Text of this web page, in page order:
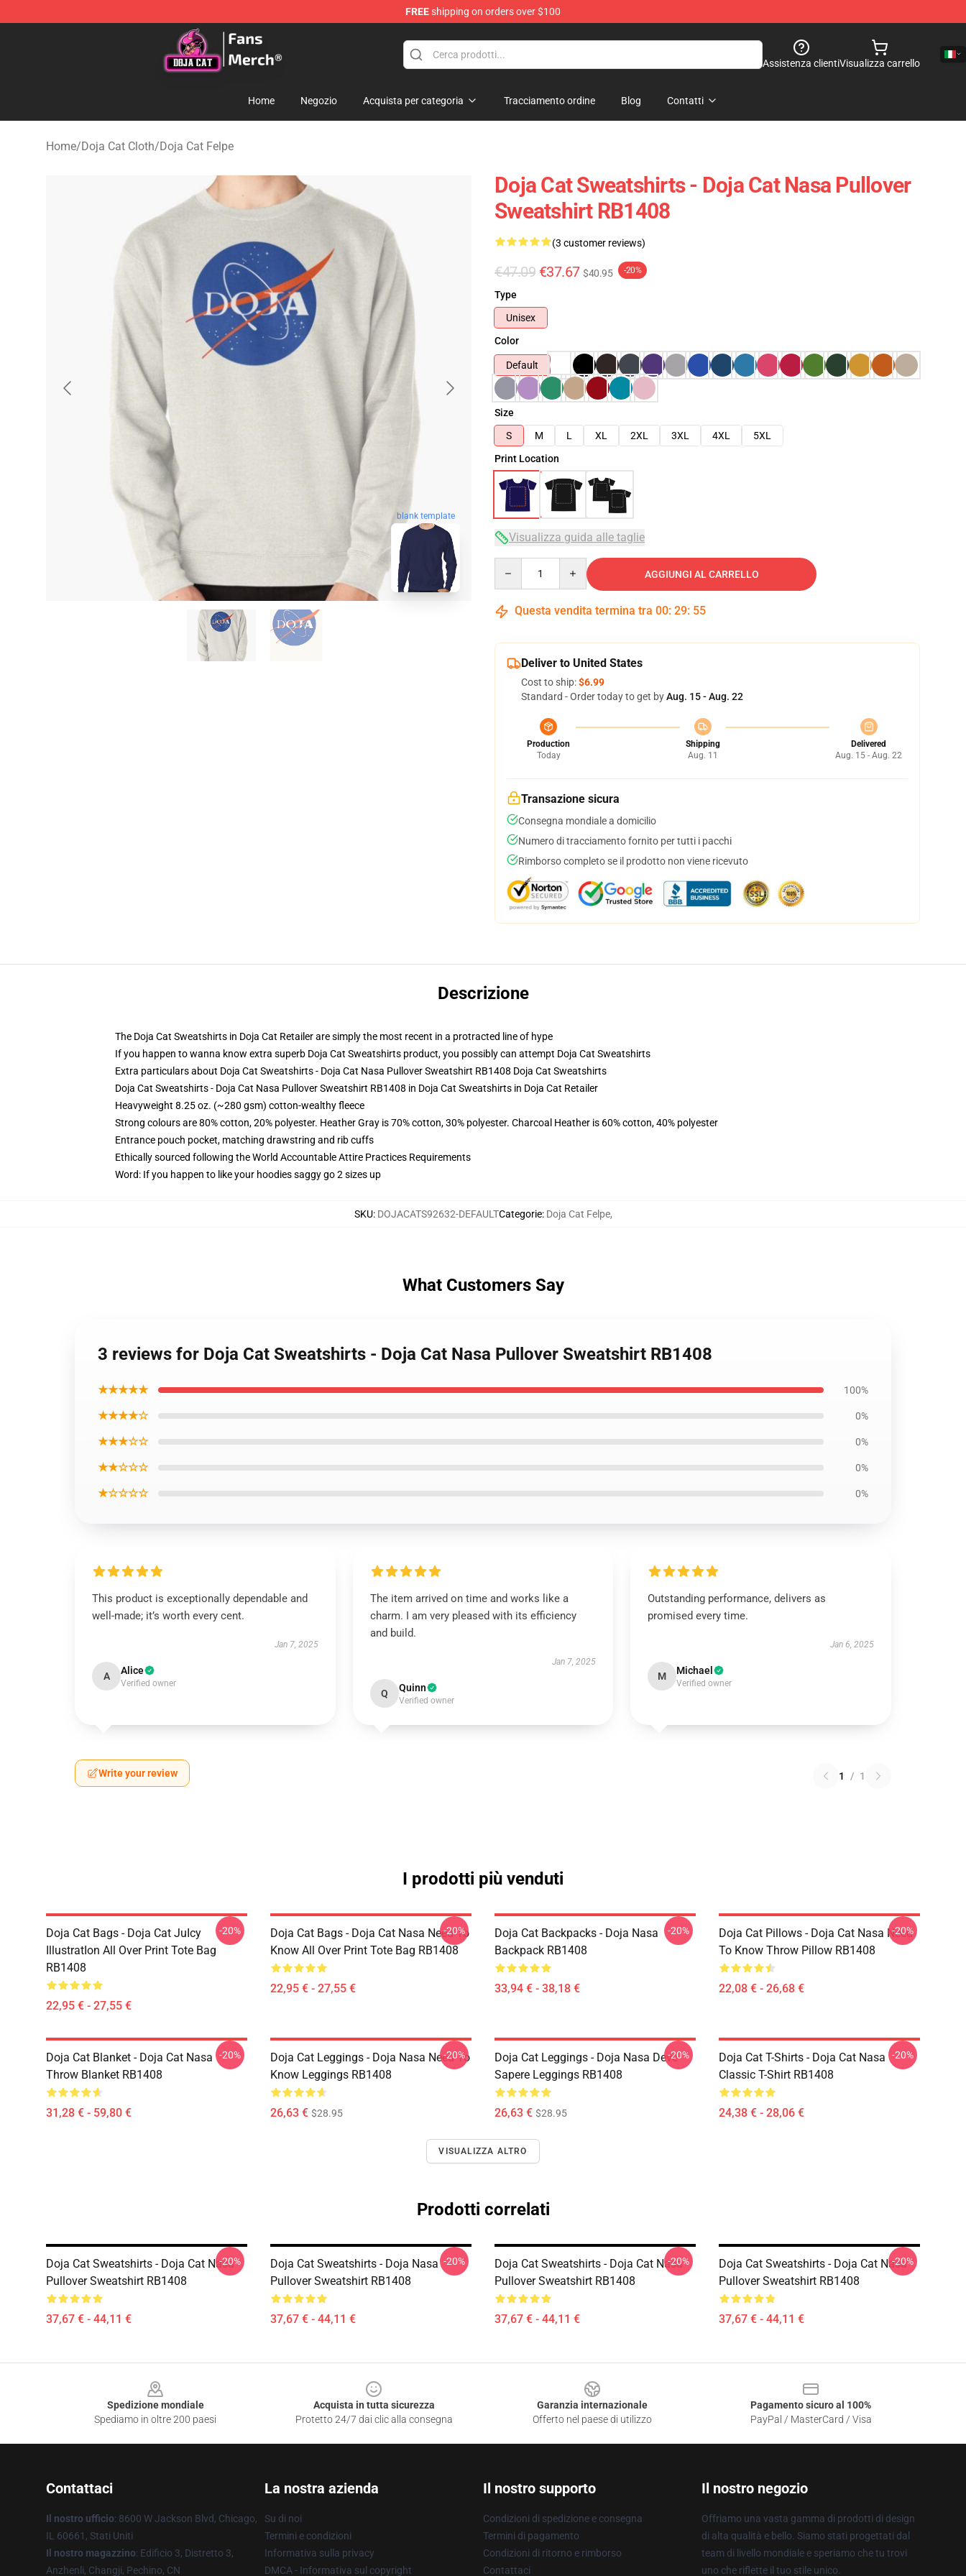
FREEshipping on orders over $100
Doja Cat Store - Official Doja Cat Merchandise Shop
Assistenza clientiVisualizza carrello
Home Negozio Acquista per categoria Tracciamento ordine Blog Contatti
Home/Doja Cat Cloth/Doja Cat Felpe
blank template
Doja Cat Sweatshirts - Doja Cat Nasa Pullover
Sweatshirt RB1408
(3 customer reviews)
€47.09 €37.67 $40.95 -20%
Type
Unisex
Color
Default
Size
S
M L XL 2XL 3XL 4XL
5XL
Print Location
Visualizza guida alle taglie
AGGIUNGI AL CARRELLO
Questa vendita termina tra 00: 29: 54
Deliver to United States
Cost to ship:$6.99
Standard - Order today to get byAug. 15 - Aug. 22
Production
Today
Shipping
Aug. 11
Delivered
Aug. 15 - Aug. 22
Transazione sicura
Consegna mondiale a domicilio
Numero di tracciamento fornito per tutti i pacchi
Rimborso completo se il prodotto non viene ricevuto
Descrizione
The Doja Cat Sweatshirts in Doja Cat Retailer are simply the most recent in a protracted line of hype
If you happen to wanna know extra superb Doja Cat Sweatshirts product, you possibly can attempt Doja Cat Sweatshirts
Extra particulars about Doja Cat Sweatshirts - Doja Cat Nasa Pullover Sweatshirt RB1408 Doja Cat Sweatshirts
Doja Cat Sweatshirts - Doja Cat Nasa Pullover Sweatshirt RB1408 in Doja Cat Sweatshirts in Doja Cat Retailer
Heavyweight 8.25 oz. (~280 gsm) cotton-wealthy fleece
Strong colours are 80% cotton, 20% polyester. Heather Gray is 70% cotton, 30% polyester. Charcoal Heather is 60% cotton, 40% polyester
Entrance pouch pocket, matching drawstring and rib cuffs
Ethically sourced following the World Accountable Attire Practices Requirements
Word: If you happen to like your hoodies saggy go 2 sizes up
SKU: DOJACATS92632-DEFAULTCategorie: Doja Cat Felpe,
What Customers Say
3 reviews for Doja Cat Sweatshirts - Doja Cat Nasa Pullover Sweatshirt RB1408
★★★★★ 100%
★★★★☆ 0%
★★★☆☆ 0%
★★☆☆☆ 0%
★☆☆☆☆ 0%
This product is exceptionally dependable and
well-made; it’s worth every cent.
Jan 7, 2025
A Alice
Verified owner
The item arrived on time and works like a
charm. I am very pleased with its efficiency
and build.
Jan 7, 2025
Q Quinn
Verified owner
Outstanding performance, delivers as
promised every time.
Jan 6, 2025
M Michael
Verified owner
Write your review 1 / 1
I prodotti più venduti
Doja Cat Bags - Doja Cat JuIcy
IllustratIon All Over Print Tote Bag
RB1408
22,95 € - 27,55 €
-20%
Doja Cat Bags - Doja Cat Nasa Need To
Know All Over Print Tote Bag RB1408
22,95 € - 27,55 €
-20%
Doja Cat Backpacks - Doja Nasa
Backpack RB1408
33,94 € - 38,18 €
-20%
Doja Cat Pillows - Doja Cat Nasa Need
To Know Throw Pillow RB1408
22,08 € - 26,68 €
-20%
Doja Cat Blanket - Doja Cat Nasa
Throw Blanket RB1408
31,28 € - 59,80 €
-20%
Doja Cat Leggings - Doja Nasa Need To
Know Leggings RB1408
26,63 € $28.95
-20%
Doja Cat Leggings - Doja Nasa Deve
Sapere Leggings RB1408
26,63 € $28.95
-20%
Doja Cat T-Shirts - Doja Cat Nasa
Classic T-Shirt RB1408
24,38 € - 28,06 €
-20%
VISUALIZZA ALTRO
Prodotti correlati
Doja Cat Sweatshirts - Doja Cat Nasa
Pullover Sweatshirt RB1408
37,67 € - 44,11 €
-20%
Doja Cat Sweatshirts - Doja Nasa
Pullover Sweatshirt RB1408
37,67 € - 44,11 €
-20%
Doja Cat Sweatshirts - Doja Cat Nasa
Pullover Sweatshirt RB1408
37,67 € - 44,11 €
-20%
Doja Cat Sweatshirts - Doja Cat Nasa
Pullover Sweatshirt RB1408
37,67 € - 44,11 €
-20%
Spedizione mondiale
Spediamo in oltre 200 paesi
Acquista in tutta sicurezza
Protetto 24/7 dai clic alla consegna
Garanzia internazionale
Offerto nel paese di utilizzo
Pagamento sicuro al 100%
PayPal / MasterCard / Visa
Contattaci
Il nostro ufficio: 8600 W Jackson Blvd, Chicago,
IL 60661, Stati Uniti
Il nostro magazzino: Edificio 3, Distretto 3,
Anzhenli, Changji, Pechino, CN
La nostra azienda
Su di noi
Termini e condizioni
Informativa sulla privacy
DMCA - Informativa sul copyright
Il nostro supporto
Condizioni di spedizione e consegna
Termini di pagamento
Condizioni di ritorno e rimborso
Contattaci
Il nostro negozio
Offriamo una vasta gamma di prodotti di design
di alta qualità e bello. Siamo stati progettati dal
team di livello mondiale e speriamo che tu trovi
uno che riflette il tuo stile unico.